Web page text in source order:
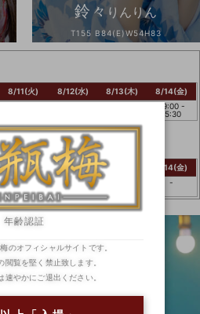
鈴々りんりん
T155 B84(E)W54H83
8/11(火)
8/12(水)
8/13(木)
8/14(金)
09:00 -
15:30
8/11(火)
-
8/12(水)
15:00 -
23:59
8/13(木)
8/14(金)
-
年齢認証
のオフィシャルサイトです。
閲覧を堅く禁止致します。
速やかにご退出ください。